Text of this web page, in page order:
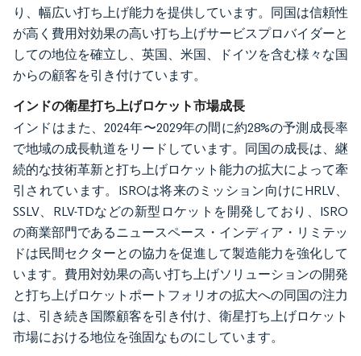
り、幅広い打ち上げ能力を提供しています。同国は信頼性
が高く費用対効果の高い打ち上げサービスプロバイダーと
しての地位を確立し、英国、米国、ドイツを含む様々な国
からの顧客を引き付けています。
インドの衛星打ち上げロケット市場成長
インドはまた、2024年〜2029年の間に約28%の予測成長率
で地域の成長軌道をリードしています。同国の成長は、継
続的な技術革新と打ち上げロケット能力の拡大によって牽
引されています。ISROは将来のミッション向けにHRLV、
SSLV、RLV-TDなどの新型ロケットを開発しており、ISRO
の商業部門であるニュースペース・インディア・リミテッ
ドは民間セクターとの協力を促進して製造能力を強化して
います。費用対効果の高い打ち上げソリューションの開発
と打ち上げロケットポートフォリオの拡大への同国の注力
は、引き続き国際顧客を引き付け、衛星打ち上げロケット
市場における地位を強固なものにしています。